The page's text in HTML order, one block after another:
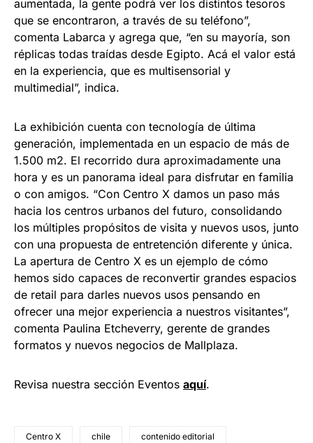
aumentada, la gente podrá ver los distintos tesoros
que se encontraron, a través de su teléfono”,
comenta Labarca y agrega que, “en su mayoría, son
réplicas todas traídas desde Egipto. Acá el valor está
en la experiencia, que es multisensorial y
multimedial”, indica.
La exhibición cuenta con tecnología de última
generación, implementada en un espacio de más de
1.500 m2. El recorrido dura aproximadamente una
hora y es un panorama ideal para disfrutar en familia
o con amigos. “Con Centro X damos un paso más
hacia los centros urbanos del futuro, consolidando
los múltiples propósitos de visita y nuevos usos, junto
con una propuesta de entretención diferente y única.
La apertura de Centro X es un ejemplo de cómo
hemos sido capaces de reconvertir grandes espacios
de retail para darles nuevos usos pensando en
ofrecer una mejor experiencia a nuestros visitantes”,
comenta Paulina Etcheverry, gerente de grandes
formatos y nuevos negocios de Mallplaza.
Revisa nuestra sección Eventos aquí.
Centro X chile contenido editorial